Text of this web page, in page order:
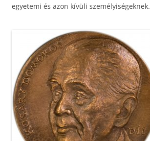
egyetemi és azon kívüli személyiségeknek.